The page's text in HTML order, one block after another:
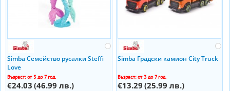
Simba Семейство русалки Steffi
Love
Възраст: от 3 до 7 год.
€24.03 (46.99 лв.)
Simba Градски камион City Truck
Възраст: от 3 до 7 год.
€13.29 (25.99 лв.)